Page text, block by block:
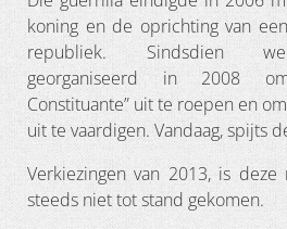
koning en de oprichting van
republiek. Sindsdien
georganiseerd in 2008
Constituante” uit te roepen en
uit te vaardigen. Vandaag, spijts
Verkiezingen van 2013, is
steeds niet tot stand gekomen.